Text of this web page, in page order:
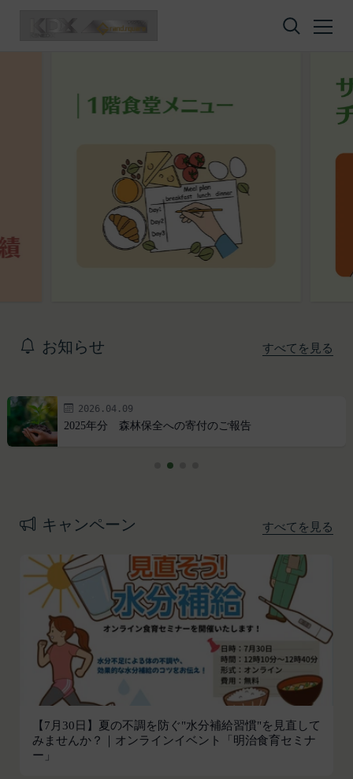
お知らせ すべてを見る
2026.04.09
2025年分 森林保全への寄付のご報告
キャンペーン すべてを見る
【7月30日】夏の不調を防ぐ"水分補給習慣"を見直して
みませんか？｜オンラインイベント「明治食育セミナ
ー」
プライバシーポリシー
の保護に関する法律、その他関連する法令等を遵守
するとともに、以下の方針に沿ってお客様からお預
かりした情報を取り扱い、正確性および機密性の保
持に努めます。
本文中の用語の定義は、個人情報保護法および関連
法令によります。
当社が取得する情報および取得方法
お客様から直接取得する情報
当社は、お客様が当社のサービスの登録手続を行う
場合、以下の情報（以下「お客様情報」といいま
す。）をご提供いただく場合があります。
氏名、生年月日、性別、職業等プロフィールに関す
る情報
メールアドレス、電話番号、住所等連絡先に関する
利用規約
用規約（以下「本規約」といいます。）を下記の通
り定めます。
本サービスをご利用される方は、ご登録される前に
本規約を必ずお読みになり、本規約に同意いただく
必要があります。
第1条（定義）
本規約において、次の各号に掲げる用語の意義は、
当該各号に定めるところによるものとします。
「本サービス」
当社が提供するESGポータルサイト及び連携により
利用できるすべてのサービスをいいます。
「契約者」
本利用規約に基づく利用契約を当社と締結している
Amazonギフト券
ト券番号を贈ります。
有効期限は発行から10年です。
ギフト券を適用する方法:
メールに記載されたギフト券番号をご用意くださ
い。
ギフト券を適用するに移動します。
ギフト券番号を入力し、 ここに適用
Amazonギフト券の利用方法に関しましては、Amazon の
カスタマーサポート(0120-999-373 / 24時間対応) までお
問い合わせください。Amazonギフト券細則については、
こちら
をご確認ください。
閉じる